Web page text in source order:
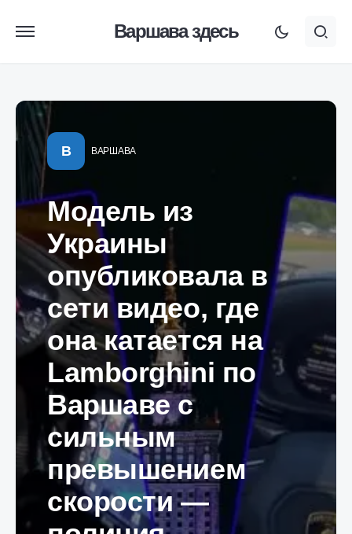
Варшава здесь
В ВАРШАВА
Модель из
Украины
опубликовала в
сети видео, где
она катается на
Lamborghini по
Варшаве с
сильным
превышением
скорости —